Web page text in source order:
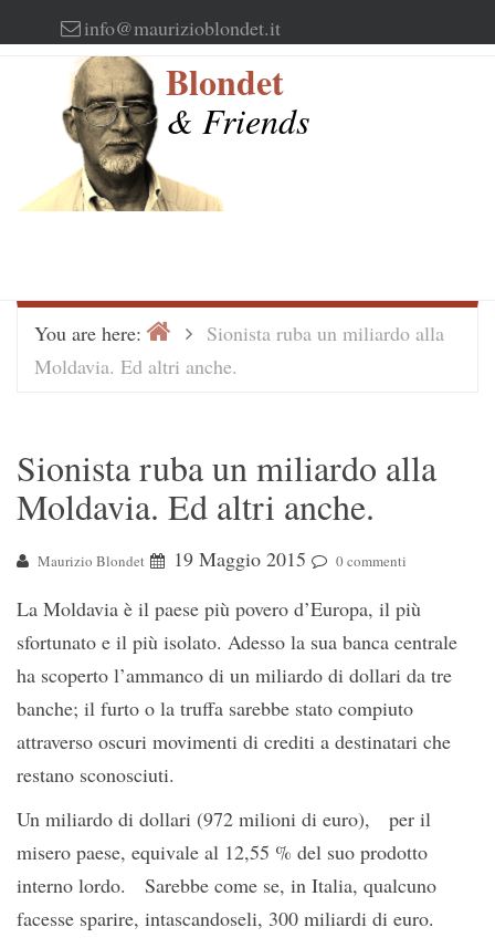
to
info@maurizioblondet.it
Blondet
& Friends
You are here: HomeSionista ruba un miliardo alla
Moldavia. Ed altri anche.
Sionista ruba un miliardo alla
Moldavia. Ed altri anche.
Maurizio Blondet 19 Maggio 2015 0 commenti
La Moldavia è il paese più povero d’Europa, il più
sfortunato e il più isolato. Adesso la sua banca centrale
ha scoperto l’ammanco di un miliardo di dollari da tre
banche; il furto o la truffa sarebbe stato compiuto
attraverso oscuri movimenti di crediti a destinatari che
restano sconosciuti.
Un miliardo di dollari (972 milioni di euro), per il
misero paese, equivale al 12,55 % del suo prodotto
interno lordo. Sarebbe come se, in Italia, qualcuno
facesse sparire, intascandoseli, 300 miliardi di euro.